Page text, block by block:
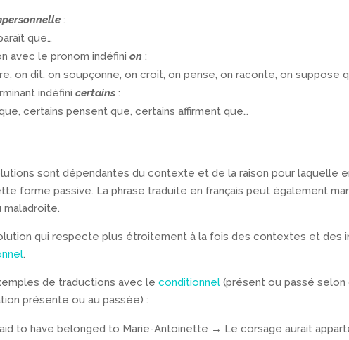
:
que…
avec le pronom indéfinion:
on dit, on soupçonne, on croit, on pense, on raconte, on suppose
indéfinicertains:
certains pensent que, certains affirment que…
sont dépendantes du contexte et de la raison pour laquelle
forme passive. La phrase traduite en français peut également
maladroite.
qui respecte plus étroitement à la fois des contextes et des
.
de traductions avec leconditionnel (présent ou passé selon
présente ou au passée) :
to have belonged to Marie-Antoinette → Le corsage aurait